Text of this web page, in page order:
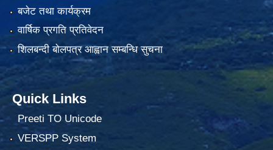
बजेट तथा कार्यक्रम
वार्षिक प्रगति प्रतिवेदन
शिलबन्दी बोलपत्र आह्वान सम्बन्धि सुचना
Quick Links
Preeti TO Unicode
VERSPP System